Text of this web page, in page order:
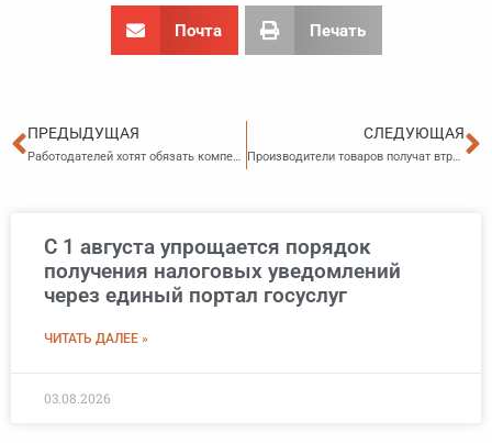
Почта Печать
Пред
ПРЕДЫДУЩАЯ
Работодателей хотят обязать компенсировать убытки работнику из-за сорванного отпуска
СЛЕДУЮЩАЯ
Производители товаров получат втрое меньшую субсидию на покупку оборудования
С 1 августа упрощается порядок
получения налоговых уведомлений
через единый портал госуслуг
ЧИТАТЬ ДАЛЕЕ »
03.08.2026